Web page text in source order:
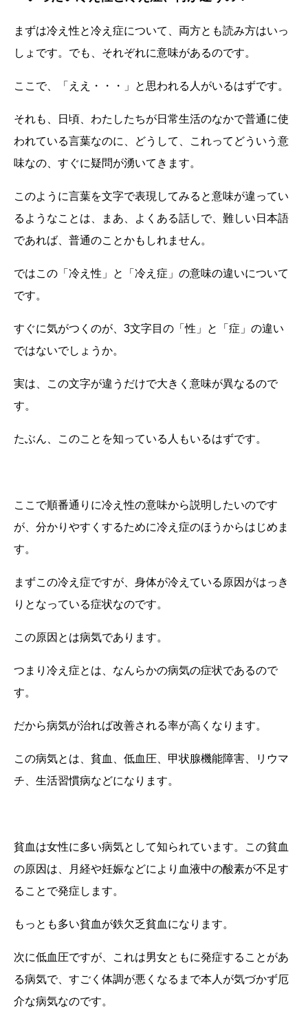
まずは冷え性と冷え症について、両方とも読み方はいっ
しょです。でも、それぞれに意味があるのです。
ここで、「ええ・・・」と思われる人がいるはずです。
それも、日頃、わたしたちが日常生活のなかで普通に使
われている言葉なのに、どうして、これってどういう意
味なの、すぐに疑問が湧いてきます。
このように言葉を文字で表現してみると意味が違ってい
るようなことは、まあ、よくある話しで、難しい日本語
であれば、普通のことかもしれません。
ではこの「冷え性」と「冷え症」の意味の違いについて
です。
すぐに気がつくのが、 3文字目の「性」と「症」の違い
ではないでしょうか。
実は、この文字が違うだけで大きく意味が異なるので
す。
たぶん、このことを知っている人もいるはずです。
ここで順番通りに冷え性の意味から説明したいのです
が、分かりやすくするために冷え症のほうからはじめま
す。
まずこの冷え症ですが、身体が冷えている原因がはっき
りとなっている症状なのです。
この原因とは病気であります。
つまり冷え症とは、なんらかの病気の症状であるので
す。
だから病気が治れば改善される率が高くなります。
この病気とは、貧血、低血圧、甲状腺機能障害、リウマ
チ、生活習慣病などになります。
貧血は女性に多い病気として知られています。この貧血
の原因は、月経や妊娠などにより血液中の酸素が不足す
ることで発症します。
もっとも多い貧血が鉄欠乏貧血になります。
次に低血圧ですが、これは男女ともに発症することがあ
る病気で、すごく体調が悪くなるまで本人が気づかず厄
介な病気なのです。